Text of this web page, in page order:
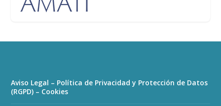
Aviso Legal – Política de Privacidad y Protección de Datos
(RGPD) – Cookies